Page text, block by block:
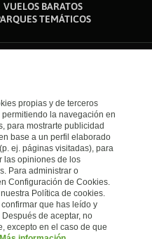
VUELOS BARATOS
TEMÁTICOS
propias y de terceros
la navegación en
para mostrarte publicidad
base a un perfil elaborado
ej. páginas visitadas), para
las opiniones de los
Para administrar o
Configuración de Cookies.
Política de cookies.
que has leído y
de aceptar, no
excepto en el caso de que